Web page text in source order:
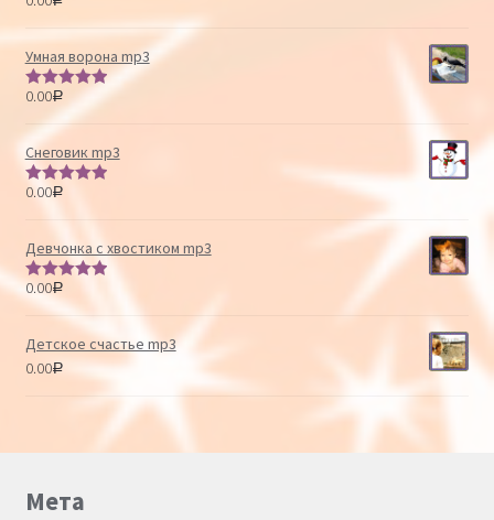
Умная ворона mp3
Оценка
0.00Р
Снеговик mp3
Оценка
0.00Р
Девчонка с хвостиком mp3
Оценка
из 5
0.00Р
Детское счастье mp3
0.00Р
Мета